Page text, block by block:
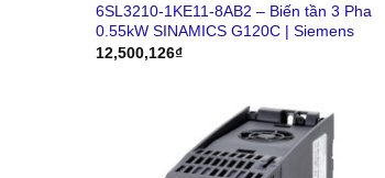
6SL3210-1KE11-8AB2 – Biến tần 3 Pha
0.55kW SINAMICS G120C | Siemens
12,500,126₫